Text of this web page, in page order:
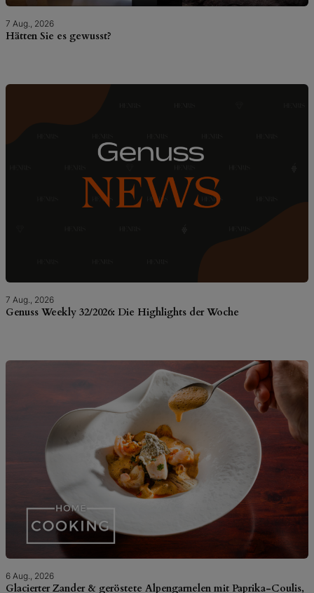
7 Aug., 2026
Hätten Sie es gewusst?
7 Aug., 2026
Genuss Weekly 32/2026: Die Highlights der Woche
6 Aug., 2026
Glacierter Zander & geröstete Alpengarnelen mit Paprika-Coulis,